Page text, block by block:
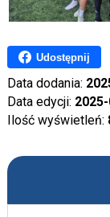
Udostępnij
Data dodania:
Data edycji:
Ilość wyświetleń: